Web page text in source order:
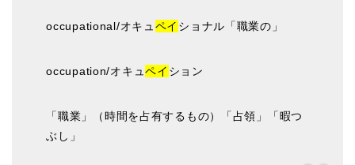
occupational/オキュ ペイ ショナル「職業の」
occupation/オキュペイ ション
「職業」（時間を占有するもの）「占領」「暇つ
ぶし」